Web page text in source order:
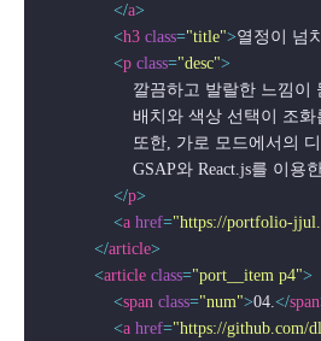
</a>
<h3 class="title">열정이 넘
<p class="desc">
깔끔하고 발랄한 느
배치와 색상 선택
또한, 가로 모드에서
GSAP와 React.js
</p>
<a href="https://portfolio-
</article>
<article class="port__item p4">
<span class="num">04.</span
<a href="https://github.com/